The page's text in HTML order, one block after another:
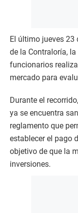
El último jueves 23
de la Contraloría,
funcionarios
mercado para
Durante el
ya se encuentra
reglamento que
establecer el pago
objetivo de que la
inversiones.